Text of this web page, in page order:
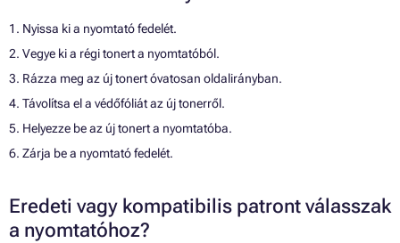
1. Nyissa ki a nyomtató fedelét.
2. Vegye ki a régi tonert a nyomtatóból.
3. Rázza meg az új tonert óvatosan oldalirányban.
4. Távolítsa el a védőfóliát az új tonerről.
5. Helyezze be az új tonert a nyomtatóba.
6. Zárja be a nyomtató fedelét.
Eredeti vagy kompatibilis patront válasszak
a nyomtatóhoz?